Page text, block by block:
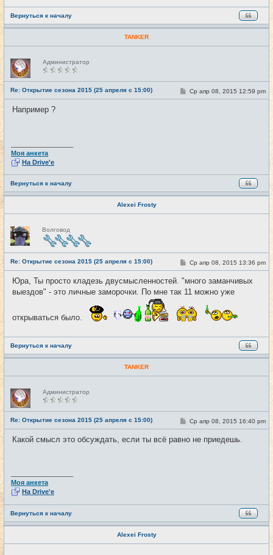
Вернуться к началу
TANKER
Н
е
в
с
е
т
и
Администратор
Re: Открытие сезона 2015 (25 апреля с 15:00) #27
С
о
Ср апр 08, 2015 12:59 pm
Например ?
Моя анкета
На Drive'e
Вернуться к началу
Alexei Frosty
Н
е
в
с
е
т
и
Волговод
Re: Открытие сезона 2015 (25 апреля с 15:00) #28
С
о
б
щ
н
и
е
Ср апр 08, 2015 13:36 pm
Юра, Ты просто кладезь двусмысленностей. "много заманчивых
выездов" - это личные заморочки. По мне так 11 можно уже
открываться было.
Вернуться к началу
TANKER
Н
е
в
с
е
т
и
Администратор
Re: Открытие сезона 2015 (25 апреля с 15:00) #29
С
о
б
Ср апр 08, 2015 16:40 pm
Какой смысл это обсуждать, если ты всё равно не приедешь.
Моя анкета
На Drive'e
Вернуться к началу
Alexei Frosty